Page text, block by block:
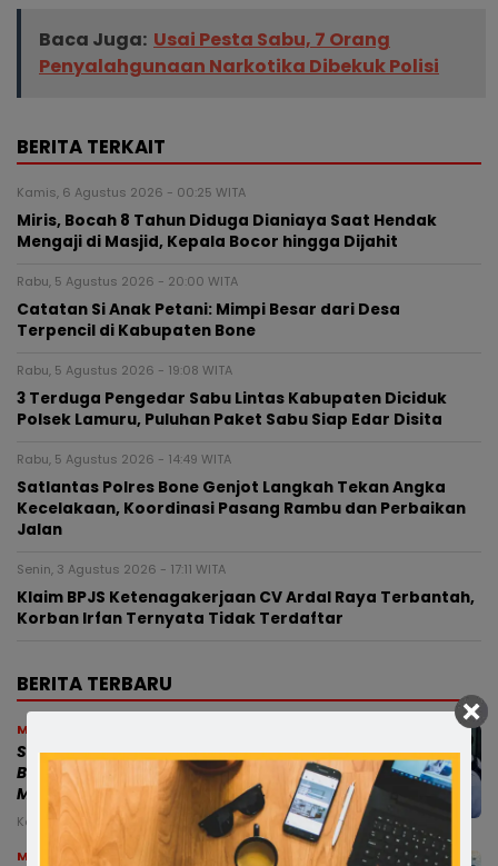
Baca Juga: Usai Pesta Sabu, 7 Orang
Penyalahgunaan Narkotika Dibekuk Polisi
BERITA TERKAIT
Kamis, 6 Agustus 2026 - 00:25 WITA
Miris, Bocah 8 Tahun Diduga Dianiaya Saat Hendak
Mengaji di Masjid, Kepala Bocor hingga Dijahit
Rabu, 5 Agustus 2026 - 20:00 WITA
Catatan Si Anak Petani: Mimpi Besar dari Desa
Terpencil di Kabupaten Bone
Rabu, 5 Agustus 2026 - 19:08 WITA
3 Terduga Pengedar Sabu Lintas Kabupaten Diciduk
Polsek Lamuru, Puluhan Paket Sabu Siap Edar Disita
Rabu, 5 Agustus 2026 - 14:49 WITA
Satlantas Polres Bone Genjot Langkah Tekan Angka
Kecelakaan, Koordinasi Pasang Rambu dan Perbaikan
Jalan
Senin, 3 Agustus 2026 - 17:11 WITA
Klaim BPJS Ketenagakerjaan CV Ardal Raya Terbantah,
Korban Irfan Ternyata Tidak Terdaftar
BERITA TERBARU
Makassar
Satu Komando! Riswan Rusandy Temui
Bambang Haryadi, Satria Bone Siap
Menangkan Gerindra
Kamis, 6 Agu 2026 - 02:58 WITA
Makassar